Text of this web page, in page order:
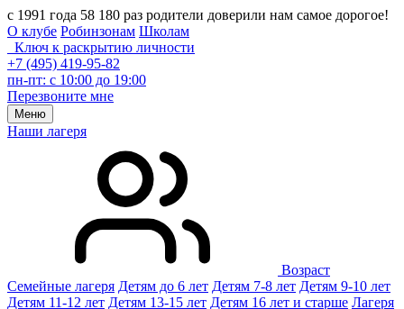
с 1991 года 58 180 раз родители доверили нам самое дорогое!
О клубе Робинзонам Школам
Ключ к раскрытию личности
+7 (495) 419-95-82
пн-пт: с 10:00 до 19:00
Перезвоните мне
Меню
Наши лагеря
Возраст
Семейные лагеря Детям до 6 лет Детям 7-8 лет Детям 9-10 лет
Детям 11-12 лет Детям 13-15 лет Детям 16 лет и старше Лагеря